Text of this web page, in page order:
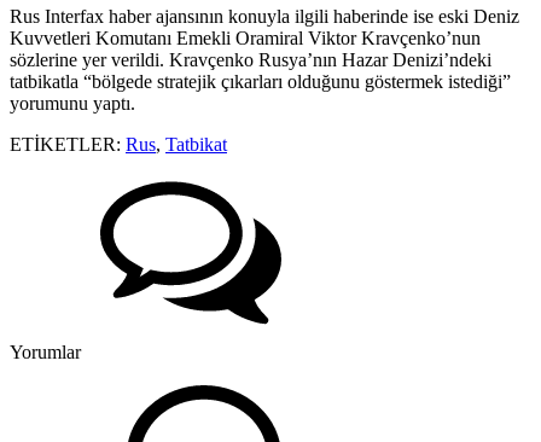
Rus Interfax haber ajansının konuyla ilgili haberinde ise eski Deniz
Kuvvetleri Komutanı Emekli Oramiral Viktor Kravçenko’nun
sözlerine yer verildi. Kravçenko Rusya’nın Hazar Denizi’ndeki
tatbikatla “bölgede stratejik çıkarları olduğunu göstermek istediği”
yorumunu yaptı.
ETİKETLER: Rus, Tatbikat
Yorumlar